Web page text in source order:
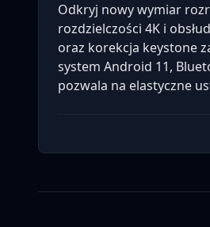
Odkryj nowy wymiar
rozdzielczości 4K i
oraz korekcja keystone
system Android 11,
pozwala na elastyczne